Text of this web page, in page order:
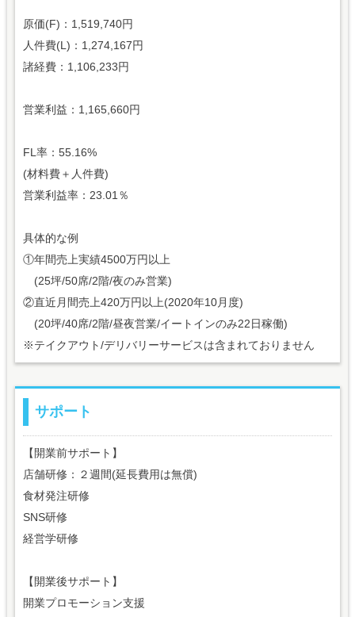
原価(F)：1,519,740円
人件費(L)：1,274,167円
諸経費：1,106,233円
営業利益：1,165,660円
FL率：55.16%
(材料費＋人件費)
営業利益率：23.01％
具体的な例
①年間売上実績4500万円以上
(25坪/50席/2階/夜のみ営業)
②直近月間売上420万円以上(2020年10月度)
(20坪/40席/2階/昼夜営業/イートインのみ22日稼働)
※テイクアウト/デリバリーサービスは含まれておりません
サポート
【開業前サポート】
店舗研修：２週間(延長費用は無償)
食材発注研修
SNS研修
経営学研修
【開業後サポート】
開業プロモーション支援